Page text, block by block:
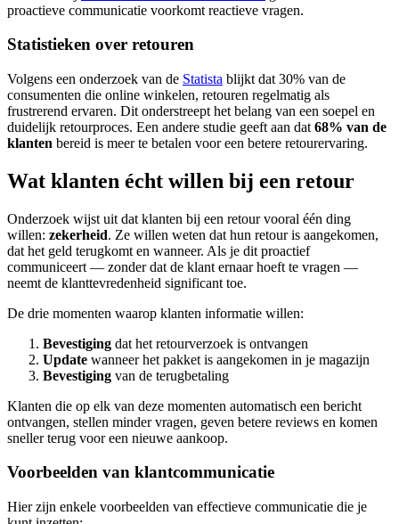
proactieve communicatie voorkomt reactieve vragen.
Statistieken over retouren
Volgens een onderzoek van de Statista blijkt dat 30% van de
consumenten die online winkelen, retouren regelmatig als
frustrerend ervaren. Dit onderstreept het belang van een soepel en
duidelijk retourproces. Een andere studie geeft aan dat 68% van de
klanten bereid is meer te betalen voor een betere retourervaring.
Wat klanten écht willen bij een retour
Onderzoek wijst uit dat klanten bij een retour vooral één ding
willen: zekerheid. Ze willen weten dat hun retour is aangekomen,
dat het geld terugkomt en wanneer. Als je dit proactief
communiceert — zonder dat de klant ernaar hoeft te vragen —
neemt de klanttevredenheid significant toe.
De drie momenten waarop klanten informatie willen:
Bevestiging dat het retourverzoek is ontvangen
Update wanneer het pakket is aangekomen in je magazijn
Bevestiging van de terugbetaling
Klanten die op elk van deze momenten automatisch een bericht
ontvangen, stellen minder vragen, geven betere reviews en komen
sneller terug voor een nieuwe aankoop.
Voorbeelden van klantcommunicatie
Hier zijn enkele voorbeelden van effectieve communicatie die je